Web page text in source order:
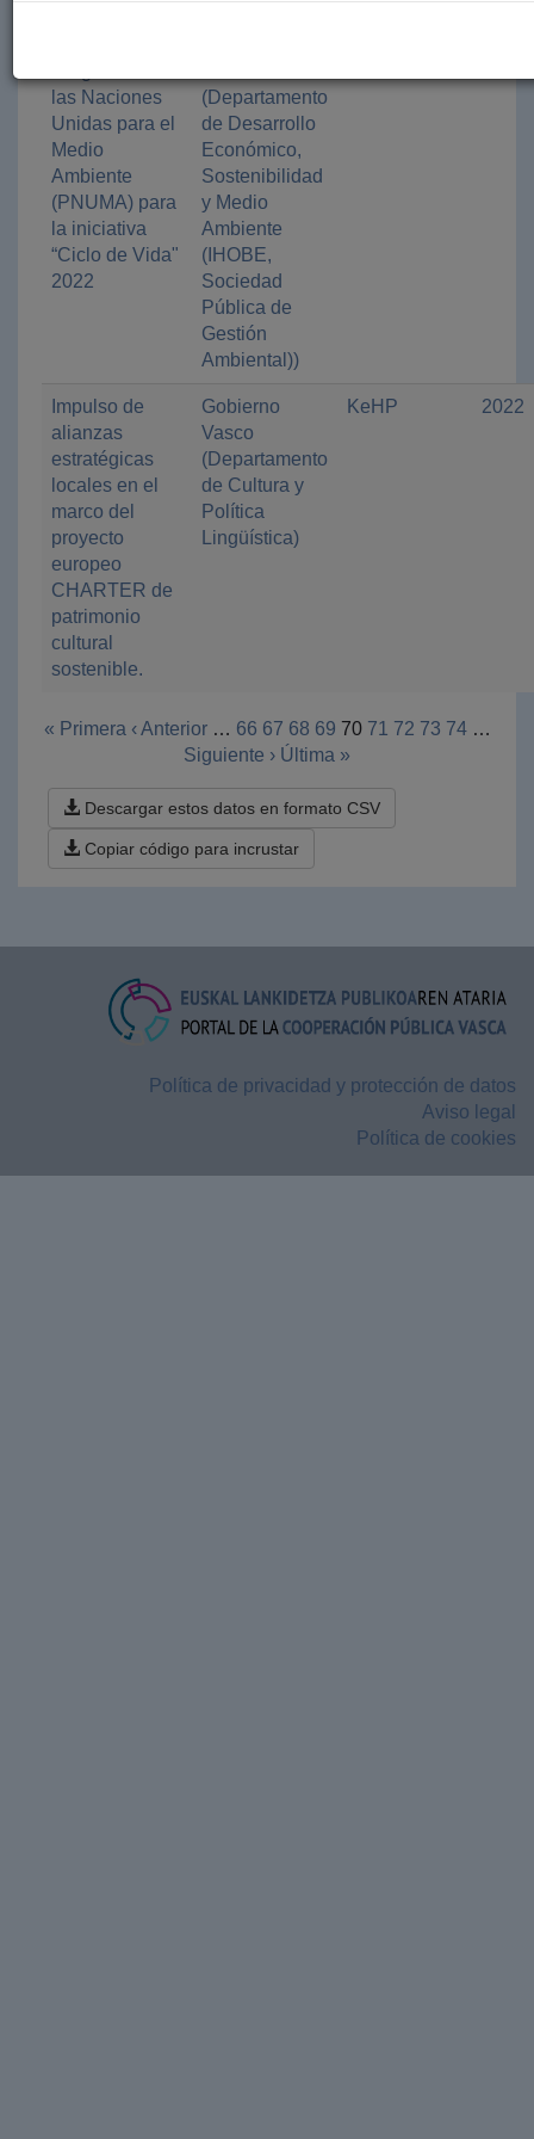
las Naciones
Unidas para el
Medio
Ambiente
(PNUMA) para
la iniciativa
“Ciclo de Vida"
2022
(Departamento
de Desarrollo
Económico,
Sostenibilidad
y Medio
Ambiente
(IHOBE,
Sociedad
Pública de
Gestión
Ambiental))
Impulso de
alianzas
estratégicas
locales en el
marco del
proyecto
europeo
CHARTER de
patrimonio
cultural
sostenible.
Gobierno
Vasco
(Departamento
de Cultura y
Política
Lingüística)
KeHP 2022
« Primera ‹ Anterior … 66 67 68 69 70 71 72 73 74 …
Siguiente › Última »
Descargar estos datos en formato CSV
Copiar código para incrustar
Política de privacidad y protección de datos
Aviso legal
Política de cookies